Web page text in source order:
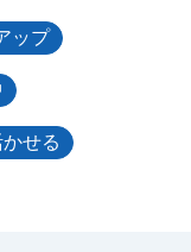
ップ
せる